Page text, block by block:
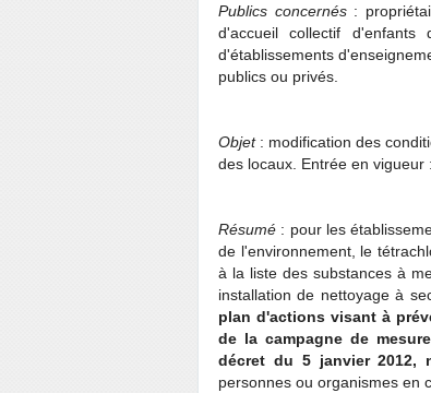
Publics concernés :
d'accueil collectif
d'établissements
publics ou privés.
Objet : modification des
des locaux. Entrée en vigueur
Résumé : pour les
de l'environnement, le
à la liste des substances à
installation de nettoyage à
plan d'actions visant à
de la campagne de
décret du 5 janvier 2012,
personnes ou organismes en